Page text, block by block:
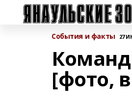
События и факты 27
[фото,